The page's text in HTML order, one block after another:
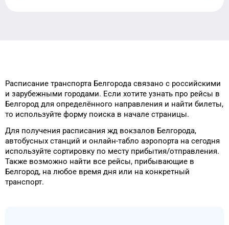
Расписание транспорта Белгорода связано с российскими
и зарубежными городами. Если хотите узнать про рейсы в
Белгород для определённого направления и найти билеты,
то используйте форму поиска в начале страницы.
Для получения расписания жд вокзалов Белгорода,
автобусных станций и онлайн-табло аэропорта на сегодня
используйте сортировку по месту прибытия/отправления.
Также возможно найти все рейсы, прибывающие в
Белгород, на любое время дня или на конкретный
транспорт.